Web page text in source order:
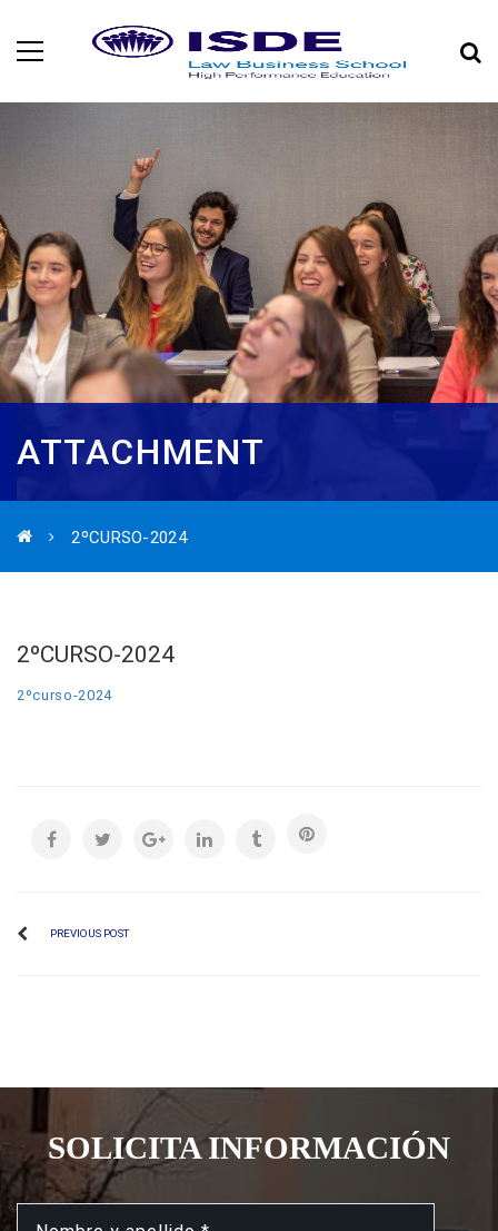
ATTACHMENT
2ºCURSO-2024
2ºCURSO-2024
2ºcurso-2024
PREVIOUS POST
SOLICITA INFORMACIÓN